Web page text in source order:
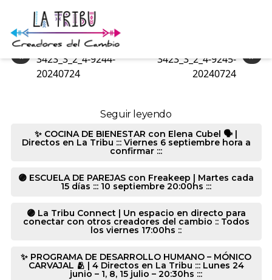
3373_3_2_2-9244-20240724
«
3423_3_2_4-9244-
20240724
»
3423_3_2_4-9245-
20240724
Seguir leyendo
✨ COCINA DE BIENESTAR con Elena Cubel 🗣️ |
Directos en La Tribu ::: Viernes 6 septiembre hora a
confirmar :::
🟣 ESCUELA DE PAREJAS con Freakeep | Martes cada
15 días ::: 10 septiembre 20:00hs :::
🟣 La Tribu Connect | Un espacio en directo para
conectar con otros creadores del cambio :: Todos
los viernes 17:00hs ::
✨ PROGRAMA DE DESARROLLO HUMANO – MÓNICO
CARVAJAL 🫂 | 4 Directos en La Tribu ::: Lunes 24
junio – 1, 8, 15 julio – 20:30hs :::